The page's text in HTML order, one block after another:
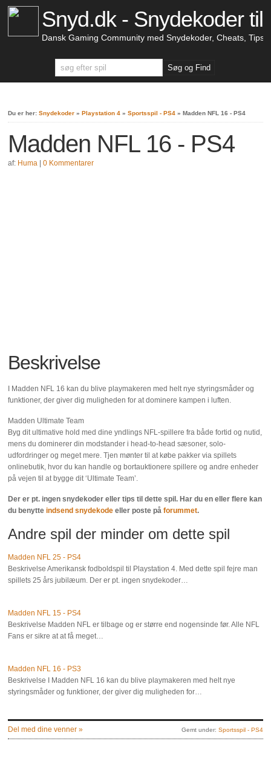
Snyd.dk - Snydekoder til
Dansk Gaming Community med Snydekoder, Cheats, Tips
Du er her:Snydekoder »Playstation 4 »Sportsspil - PS4 »Madden NFL 16 - PS4
Madden NFL 16 - PS4
af: Huma |0 Kommentarer
Beskrivelse
I Madden NFL 16 kan du blive playmakeren med helt nye styringsmåder og
funktioner, der giver dig muligheden for at dominere kampen i luften.
Madden Ultimate Team
Byg dit ultimative hold med dine yndlings NFL-spillere fra både fortid og nutid,
mens du dominerer din modstander i head-to-head sæsoner, solo-
udfordringer og meget mere. Tjen mønter til at købe pakker via spillets
onlinebutik, hvor du kan handle og bortauktionere spillere og andre enheder
på vejen til at bygge dit ‘Ultimate Team’.
Der er pt. ingen snydekoder eller tips til dette spil. Har du en eller flere kan
du benytteindsend snydekode eller poste påforummet.
Andre spil der minder om dette spil
Madden NFL 25 - PS4
Beskrivelse Amerikansk fodboldspil til Playstation 4. Med dette spil fejre man
spillets 25 års jubilæum. Der er pt. ingen snydekoder…
Madden NFL 15 - PS4
Beskrivelse Madden NFL er tilbage og er større end nogensinde før. Alle NFL
Fans er sikre at at få meget…
Madden NFL 16 - PS3
Beskrivelse I Madden NFL 16 kan du blive playmakeren med helt nye
styringsmåder og funktioner, der giver dig muligheden for…
Del med dine venner » Gemt under: Sportsspil - PS4